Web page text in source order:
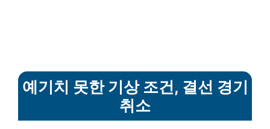
예기치 못한 기상 조건, 결선 경기
취소